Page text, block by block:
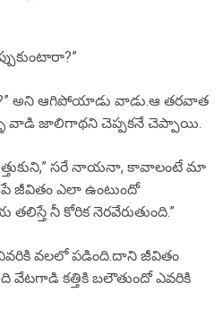
అని ఆగిపోయాడు వాడు.ఆ తరవాత
వాడి జాలిగాథని చెప్పకనే చెప్పాయి.
సరే నాయనా, కావాలంటే మా
జీవితం ఎలా ఉంటుందో
నీ కోరిక నెరవేరుతుంది.”
చివరికి వలలో పడింది.దాని జీవితం
వేటగాడి కత్తికి బలౌతుందో ఎవరికి